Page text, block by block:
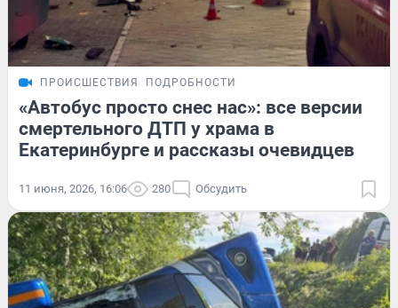
ПРОИСШЕСТВИЯ ПОДРОБНОСТИ
«Автобус просто снес нас»: все версии
смертельного ДТП у храма в
Екатеринбурге и рассказы очевидцев
11 июня, 2026, 16:06 280 Обсудить